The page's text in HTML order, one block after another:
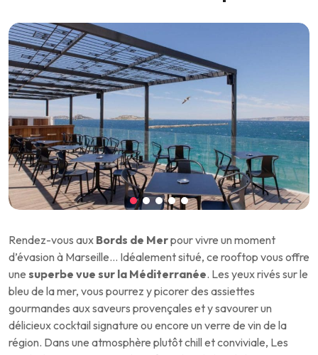
Rendez-vous aux Bords de Merpour vivre un moment
d’évasion à Marseille… Idéalement situé, ce rooftop vous offre
une superbe vue sur la Méditerranée. Les yeux rivés sur le
bleu de la mer, vous pourrez y picorer des assiettes
gourmandes aux saveurs provençales et y savourer un
délicieux cocktail signature ou encore un verre de vin de la
région. Dans une atmosphère plutôt chill et conviviale, Les